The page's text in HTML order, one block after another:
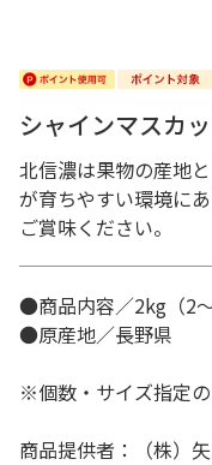
シャインマスカ
北信濃は果物の産地
が育ちやすい環境に
ご賞味ください。
●商品内容／2kg（2～
●原産地／長野県
※個数・サイズ指定
商品提供者：（株）